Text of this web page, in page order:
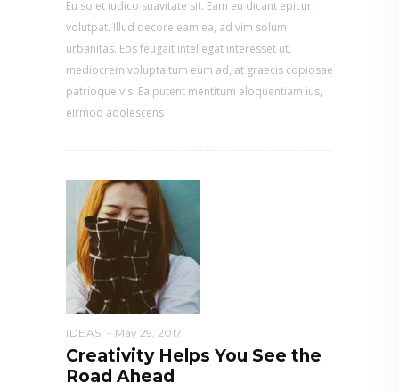
Eu solet iudico suavitate sit. Eam eu dicant epicuri
volutpat. Illud decore eam ea, ad vim solum
urbanitas. Eos feugait intellegat interesset ut,
mediocrem volupta tum eum ad, at graecis copiosae
patrioque vis. Ea putent mentitum eloquentiam ius,
eirmod adolescens
IDEAS May 29, 2017
Creativity Helps You See the
Road Ahead